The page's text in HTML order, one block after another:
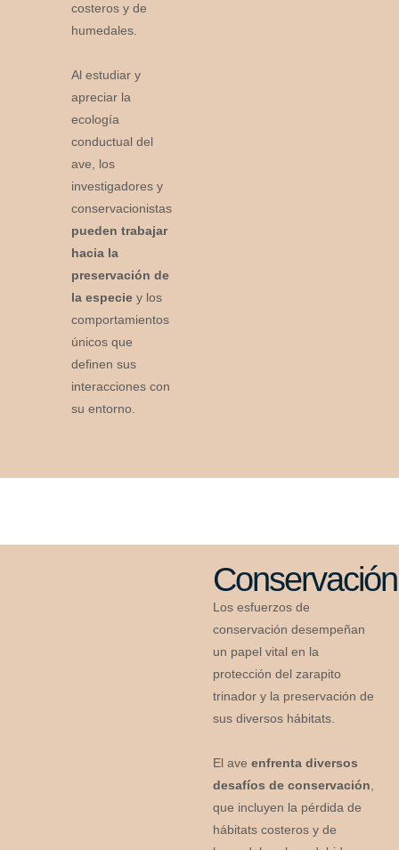
costeros y de
humedales.
Al estudiar y
apreciar la
ecología
conductual del
ave, los
investigadores y
conservacionistas
pueden trabajar
hacia la
preservación de
la especie y los
comportamientos
únicos que
definen sus
interacciones con
su entorno.
Conservación
Los esfuerzos de
conservación desempeñan
un papel vital en la
protección del zarapito
trinador y la preservación de
sus diversos hábitats.
El aveenfrenta diversos
desafíos de conservación
que incluyen la pérdida de
hábitats costeros y de